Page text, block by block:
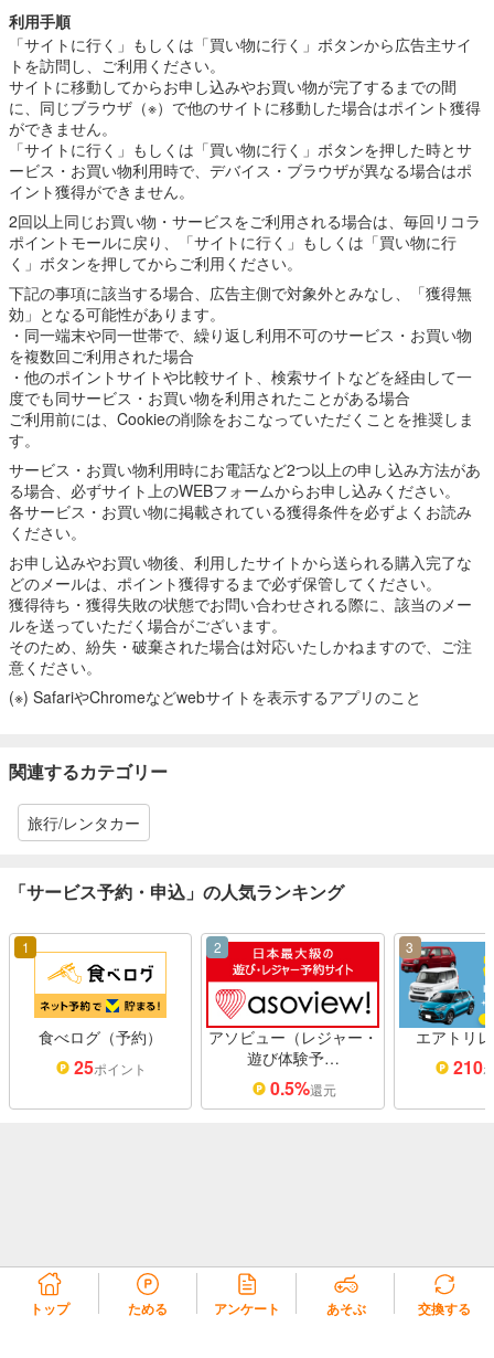
利用手順
「サイトに行く」もしくは「買い物に行く」ボタンから広告主サイ
トを訪問し、ご利用ください。
サイトに移動してからお申し込みやお買い物が完了するまでの間
に、同じブラウザ（※）で他のサイトに移動した場合はポイント獲得
ができません。
「サイトに行く」もしくは「買い物に行く」ボタンを押した時とサ
ービス・お買い物利用時で、デバイス・ブラウザが異なる場合はポ
イント獲得ができません。
2回以上同じお買い物・サービスをご利用される場合は、毎回リコラ
ポイントモールに戻り、「サイトに行く」もしくは「買い物に行
く」ボタンを押してからご利用ください。
下記の事項に該当する場合、広告主側で対象外とみなし、「獲得無
効」となる可能性があります。
・同一端末や同一世帯で、繰り返し利用不可のサービス・お買い物
を複数回ご利用された場合
・他のポイントサイトや比較サイト、検索サイトなどを経由して一
度でも同サービス・お買い物を利用されたことがある場合
ご利用前には、Cookieの削除をおこなっていただくことを推奨しま
す。
サービス・お買い物利用時にお電話など2つ以上の申し込み方法があ
る場合、必ずサイト上のWEBフォームからお申し込みください。
各サービス・お買い物に掲載されている獲得条件を必ずよくお読み
ください。
お申し込みやお買い物後、利用したサイトから送られる購入完了な
どのメールは、ポイント獲得するまで必ず保管してください。
獲得待ち・獲得失敗の状態でお問い合わせされる際に、該当のメー
ルを送っていただく場合がございます。
そのため、紛失・破棄された場合は対応いたしかねますので、ご注
意ください。
(※) SafariやChromeなどwebサイトを表示するアプリのこと
関連するカテゴリー
旅行/レンタカー
「サービス予約・申込」の人気ランキング
1
食べログ（予約）
25ポイント
2
アソビュー（レジャー・
遊び体験予…
0.5%還元
3
エアトリ
210
トップ ためる アンケート あそぶ 交換する